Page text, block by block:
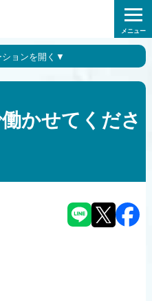
メニュー
かせてくださ